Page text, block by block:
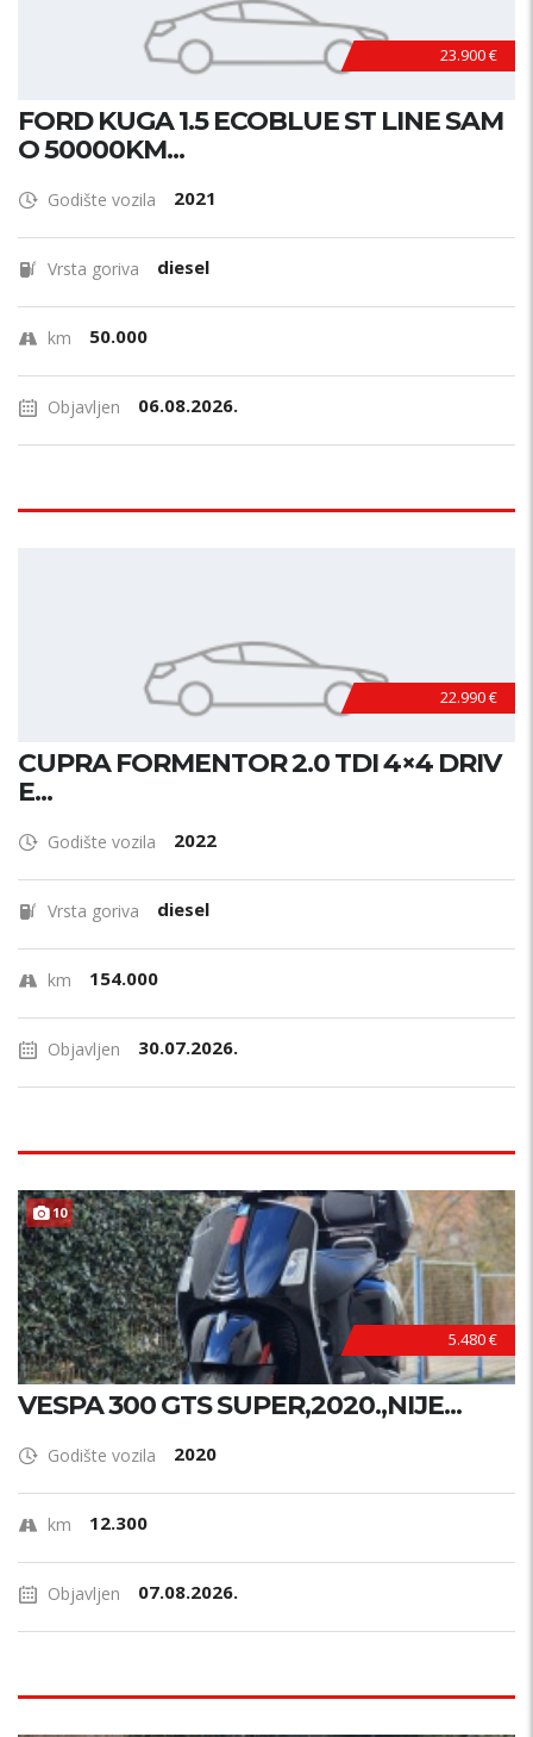
23.900 €
FORD KUGA 1.5 ECOBLUE ST LINE SAM
O 50000KM...
Godište vozila 2021
Vrsta goriva diesel
km 50.000
Objavljen 06.08.2026.
22.990 €
CUPRA FORMENTOR 2.0 TDI 4×4 DRIV
E...
Godište vozila 2022
Vrsta goriva diesel
km 154.000
Objavljen 30.07.2026.
10
5.480 €
VESPA 300 GTS SUPER,2020.,NIJE...
Godište vozila 2020
km 12.300
Objavljen 07.08.2026.